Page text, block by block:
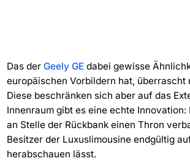
Das der Geely GEdabei gewisse
europäischen Vorbildern hat,
Diese beschränken sich aber auf das
Innenraum gibt es eine echte Innovation:
an Stelle der Rückbank einen Thron
Besitzer der Luxuslimousine endgültig
herabschauen lässt.